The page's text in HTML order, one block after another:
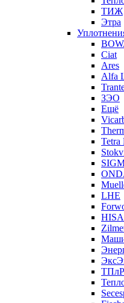
ТИЖ
Этра
Ciat
Ares
Alfa
ЗЭО
Ещё
Tetra
LHE
ТПлР